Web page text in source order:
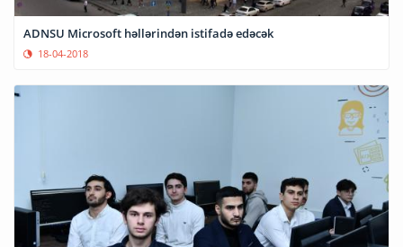
ADNSU Microsoft həllərindən istifadə edəcək
18-04-2018